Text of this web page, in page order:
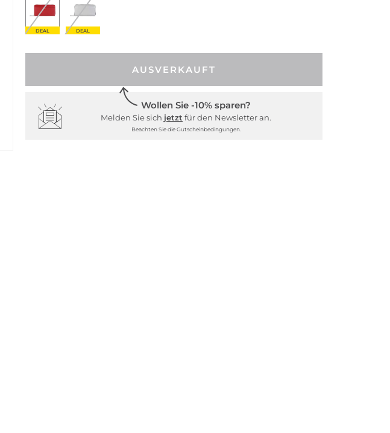
DEAL DEAL
AUSVERKAUFT
Wollen Sie -10% sparen?
Melden Sie sich jetzt für den Newsletter an.
Beachten Sie die Gutscheinbedingungen.